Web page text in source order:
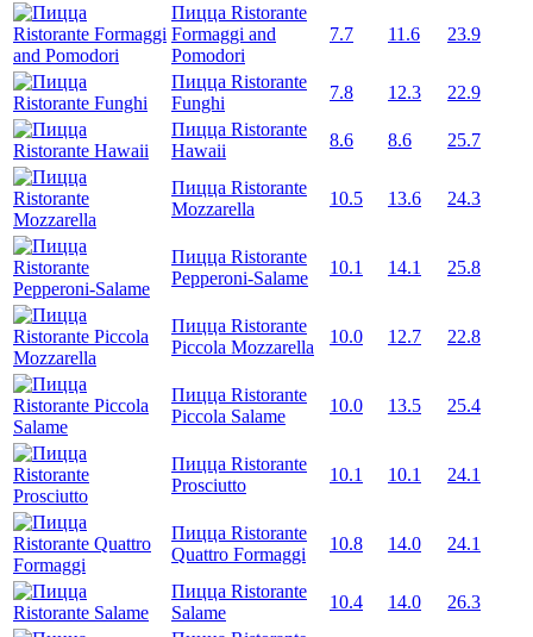
Пицца Ristorante
Formaggi and
Pomodori
7.7 11.6 23.9
Пицца Ristorante
Funghi
7.8 12.3
22.9
Пицца Ristorante
Hawaii
8.6 8.6 25.7
Пицца Ristorante
Mozzarella
10.5 13.6 24.3
Пицца Ristorante
Pepperoni-Salame
10.1 14.1 25.8
Пицца Ristorante
Piccola Mozzarella
10.0 12.7 22.8
Пицца Ristorante
Piccola Salame
10.0 13.5 25.4
Пицца Ristorante
Prosciutto
10.1 10.1 24.1
Пицца Ristorante
Quattro Formaggi
10.8 14.0 24.1
Пицца Ristorante
Salame
10.4 14.0
26.3